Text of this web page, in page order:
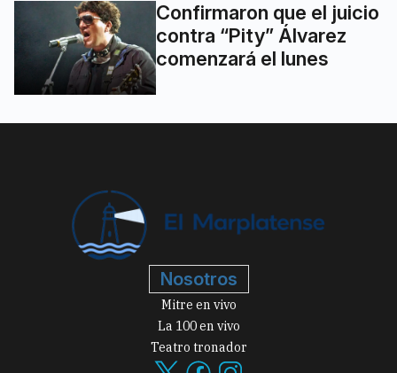
Confirmaron que el juicio
contra “Pity” Álvarez
comenzará el lunes
Nosotros
Mitre en vivo
La 100 en vivo
Teatro tronador